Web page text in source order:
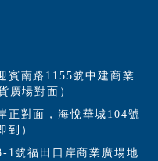
賓南路1155號中建商業
廣場對面）
正對面，海悅華城104號
到）
1號福田口岸商業廣場地